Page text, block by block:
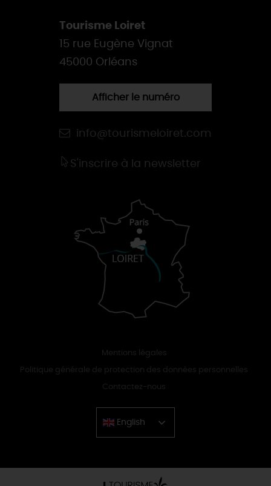
Tourisme Loiret
15 rue Eugène Vignat
45000 Orléans
Afficher le numéro
info@tourismeloiret.com
S'inscrire à la newsletter
Mentions légales
Politique générale de protection des données personnelles
Contactez-nous
English
Chinese